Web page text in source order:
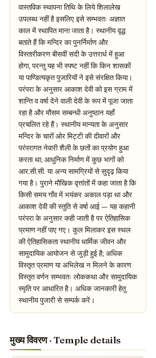
वास्तविक स्थापना तिथि के लिये शिलालेख
उपलब्ध नहीं है इसलिए इसे सम्भवतः अज्ञात
काल में स्थापित माना जाता है। स्थानीय वृद्ध
बताते हैं कि मन्दिर का पुनर्निर्माण और
विस्तारीकरण बीसवीं सदी के उत्तरार्ध में हुआ
होगा, परन्तु यह भी स्पष्ट नहीं कि किन शासकों
या पाण्डित्यकृत पुजारियों ने इसे संरक्षित किया।
परंपरा के अनुसार आकाश देवी को इस ग्राम में
शान्ति व वर्षा देने वाली देवी के रूप में पूजा जाता
रहा है और मौसम सम्बन्धी अनुष्ठान यहाँ
प्रचलित रहे हैं। स्थानीय मान्यता के अनुसार
मन्दिर के चारों ओर मिट्टी की दीवारों और
परंपरागत नेवारी शैली के छतों का प्रयोग हुआ
करता था; आधुनिक निर्माण में कुछ भागों को
आर.सी.सी. या अन्य सामग्रियों से सुदृढ़ किया
गया है। पुराने मौखिक वृत्तांतों में कहा जाता है कि
किसी समय गाँव में भयंकर अकाल पड़ा था और
आकाश देवी की स्तुति से वर्षा आई — यह कहानी
परंपरा के अनुसार कही जाती है पर ऐतिहासिक
प्रमाण नहीं पाए गए। कुल मिलाकर इस स्थल
की ऐतिहासिकता स्थानीय धार्मिक जीवन और
सामुदायिक आयोजन से जुड़ी हुई है; अधिक
विस्तृत प्रमाण या अभिलेख न मिलने के कारण
विस्तृत वर्णन सम्भवतः लोककथा और सामुदायिक
स्मृति पर आधारित है। अधिक जानकारी हेतु
स्थानीय पुजारी से सम्पर्क करें।
मुख्य विवरण · Temple details